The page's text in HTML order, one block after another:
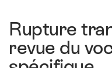
Rupture
revue du